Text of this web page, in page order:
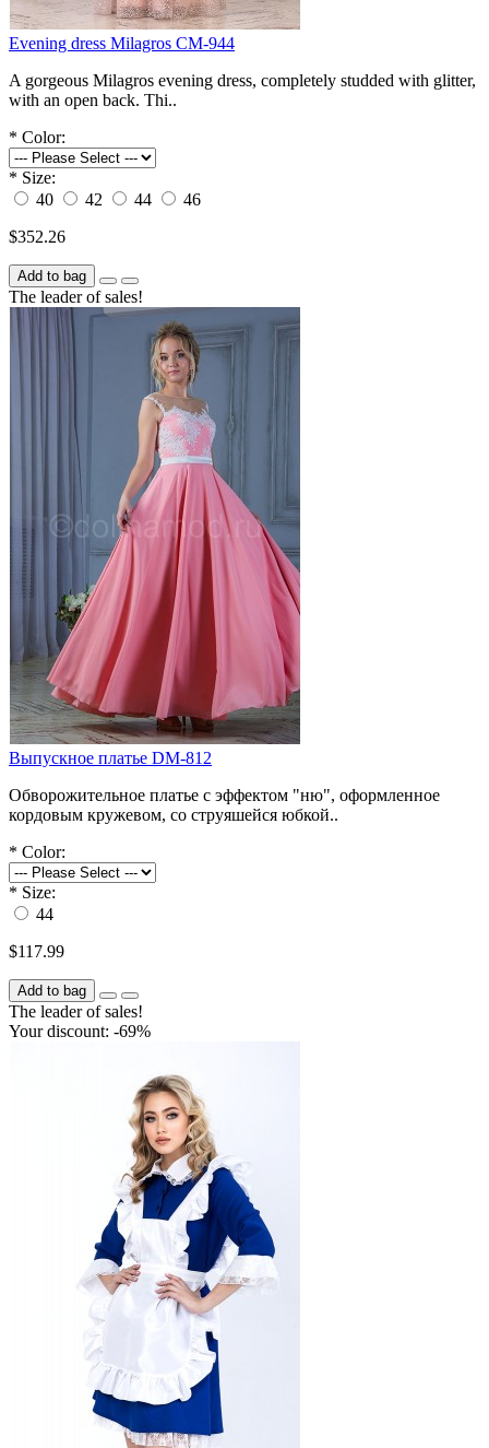
Evening dress Milagros СM-944
A gorgeous Milagros evening dress, completely studded with glitter,
with an open back. Thi..
* Color:
* Size:
40
42 44
46
$352.26
Add to bag
The leader of sales!
Выпускное платье DM-812
Обворожительное платье с эффектом "ню", оформленное
кордовым кружевом, со струяшейся юбкой..
* Color:
* Size:
44
$117.99
Add to bag
The leader of sales!
Your discount: -69%